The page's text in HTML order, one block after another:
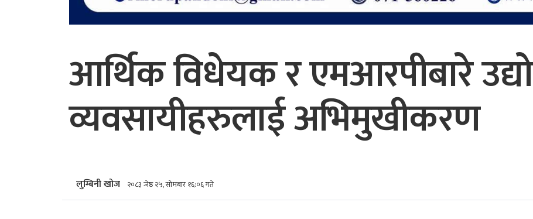
आर्थिक विधेयक र एमआरपीबारे
व्यवसायीहरुलाई अभिमुखीकरण
लुम्बिनी खोज २०८३ जेष्ठ २५, सोमबार १६:०६ गते